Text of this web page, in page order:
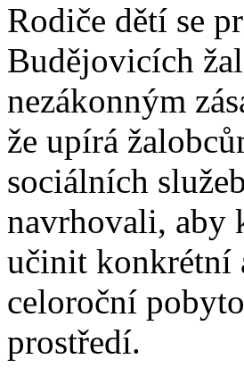
Rodiče dětí se
Budějovicích
nezákonným
že upírá
sociálních
navrhovali, aby
učinit konkrétní
celoroční
prostředí.